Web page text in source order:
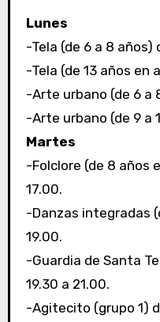
Lunes
-Tela (de 6 a 8 años)
-Tela (de 13 años en
-Arte urbano (de 6 a
-Arte urbano (de 9 a
Martes
-Folclore (de 8 años
17.00.
-Danzas integradas
19.00.
-Guardia de Santa
19.30 a 21.00.
-Agitecito (grupo 1)